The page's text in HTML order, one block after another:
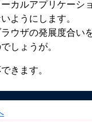
カルアプリケーシ
ようにします。
ウザの発展度合い
しょうが。
きます。